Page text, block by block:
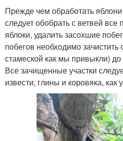
Прежде чем обработать
следует обобрать с ветвей
яблоки, удалить засохшие
побегов необходимо
стамеской как мы привыкли)
Все зачищенные участки
извести, глины и коровяка, как